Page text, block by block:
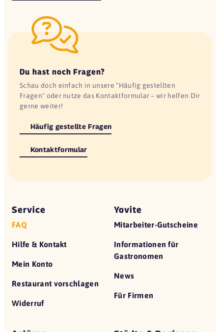
Du hast noch Fragen?
Schau doch einfach in unsere "Häufig gestellten
Fragen" oder nutze das Kontaktformular – wir helfen Dir
gerne weiter!
Häufig gestellte Fragen
Kontaktformular
Service
FAQ
Hilfe & Kontakt
Mein Konto
Restaurant vorschlagen
Widerruf
Yovite
Mitarbeiter-Gutscheine
Informationen für
Gastronomen
News
Für Firmen